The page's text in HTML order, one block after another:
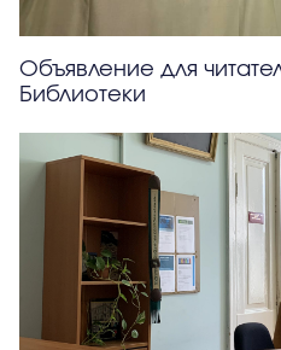
Объявление для
Библиотеки